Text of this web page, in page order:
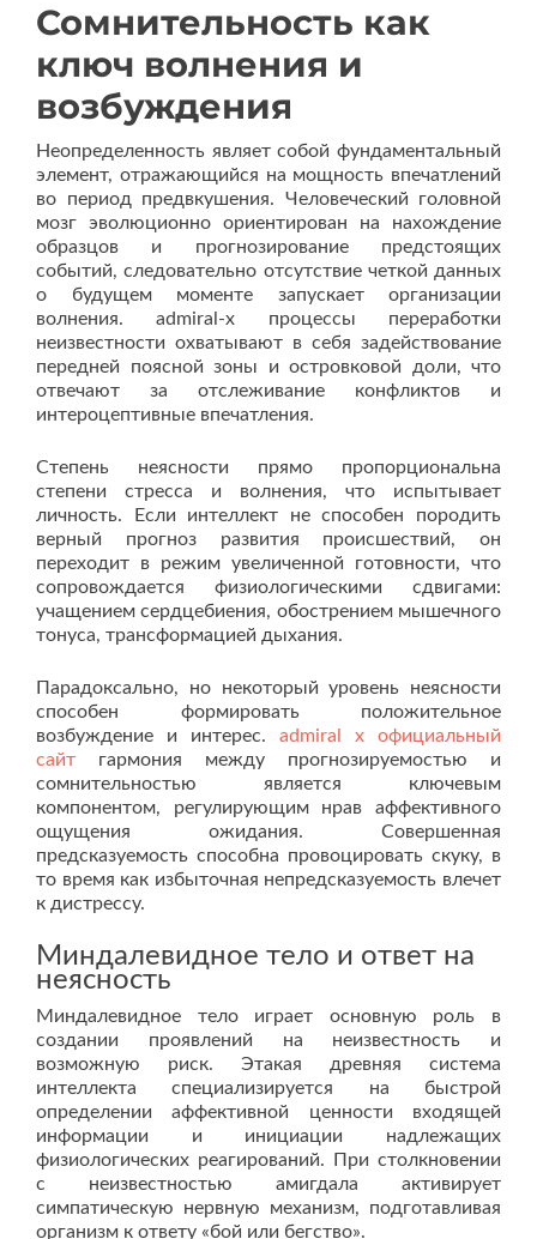
Сомнительность как
ключ волнения и
возбуждения
Неопределенность являет собой фундаментальный
элемент, отражающийся на мощность впечатлений
во период предвкушения. Человеческий головной
мозг эволюционно ориентирован на нахождение
образцов и прогнозирование предстоящих
событий, следовательно отсутствие четкой данных
о будущем моменте запускает организации
волнения. admiral-x процессы переработки
неизвестности охватывают в себя задействование
передней поясной зоны и островковой доли, что
отвечают за отслеживание конфликтов и
интероцептивные впечатления.
Степень неясности прямо пропорциональна
степени стресса и волнения, что испытывает
личность. Если интеллект не способен породить
верный прогноз развития происшествий, он
переходит в режим увеличенной готовности, что
сопровождается физиологическими сдвигами:
учащением сердцебиения, обострением мышечного
тонуса, трансформацией дыхания.
Парадоксально, но некоторый уровень неясности
способен формировать положительное
возбуждение и интерес. admiral x официальный
сайт гармония между прогнозируемостью и
сомнительностью является ключевым
компонентом, регулирующим нрав аффективного
ощущения ожидания. Совершенная
предсказуемость способна провоцировать скуку, в
то время как избыточная непредсказуемость влечет
к дистрессу.
Миндалевидное тело и ответ на
неясность
Миндалевидное тело играет основную роль в
создании проявлений на неизвестность и
возможную риск. Этакая древняя система
интеллекта специализируется на быстрой
определении аффективной ценности входящей
информации и инициации надлежащих
физиологических реагирований. При столкновении
с неизвестностью амигдала активирует
симпатическую нервную механизм, подготавливая
организм к ответу «бой или бегство».